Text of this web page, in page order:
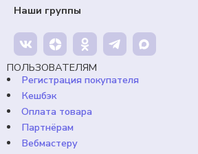
Наши группы
ПОЛЬЗОВАТЕЛЯМ
Регистрация покупателя
Кешбэк
Оплата товара
Партнёрам
Вебмастеру